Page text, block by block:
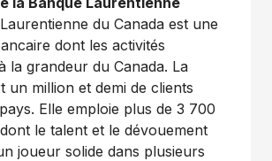
du Canada est une
dont les activités
la grandeur du Canada. La
un million et demi de clients
Elle emploie plus de 3 700
le talent et le dévouement
joueur solide dans plusieurs